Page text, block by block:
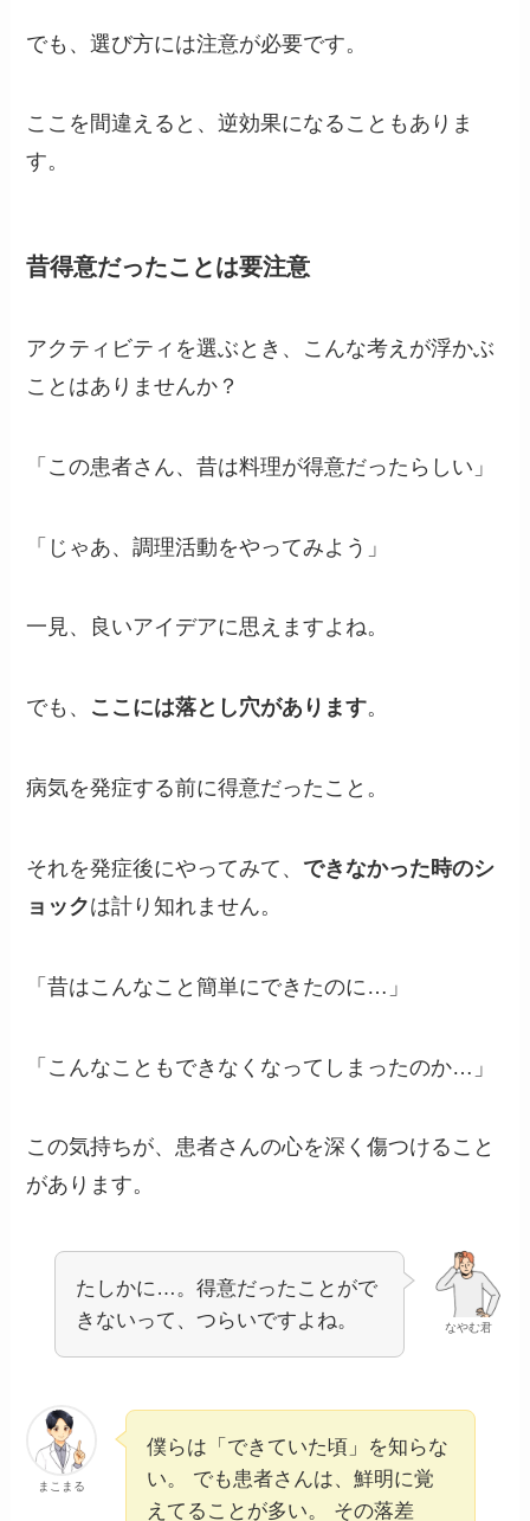
でも、選び方には注意が必要です。
ここを間違えると、逆効果になることもありま
す。
昔得意だったことは要注意
アクティビティを選ぶとき、こんな考えが浮かぶ
ことはありませんか？
「この患者さん、昔は料理が得意だったらしい」
「じゃあ、調理活動をやってみよう」
一見、良いアイデアに思えますよね。
でも、 ここには落とし穴があります。
病気を発症する前に得意だったこと。
それを発症後にやってみて、 できなかった時のシ
ョックは計り知れません。
「昔はこんなこと簡単にできたのに…」
「こんなこともできなくなってしまったのか…」
この気持ちが、患者さんの心を深く傷つけること
があります。
なやむ君
たしかに…。得意だったことがで
きないって、つらいですよね。
まこまる
僕らは「できていた頃」を知らな
い。 でも患者さんは、鮮明に覚
えてることが多い。 その落差